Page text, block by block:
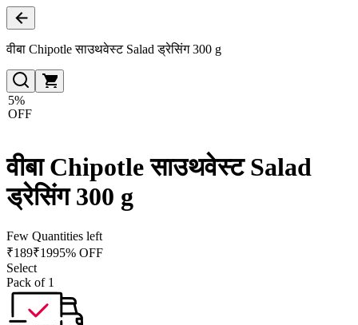
वीबा Chipotle साउथवेस्ट Salad ड्रेसिंग 300 g
5%
OFF
वीबा Chipotle साउथवेस्ट Salad
ड्रेसिंग 300 g
Few Quantities left
₹189₹1995% OFF
Select
Pack of 1